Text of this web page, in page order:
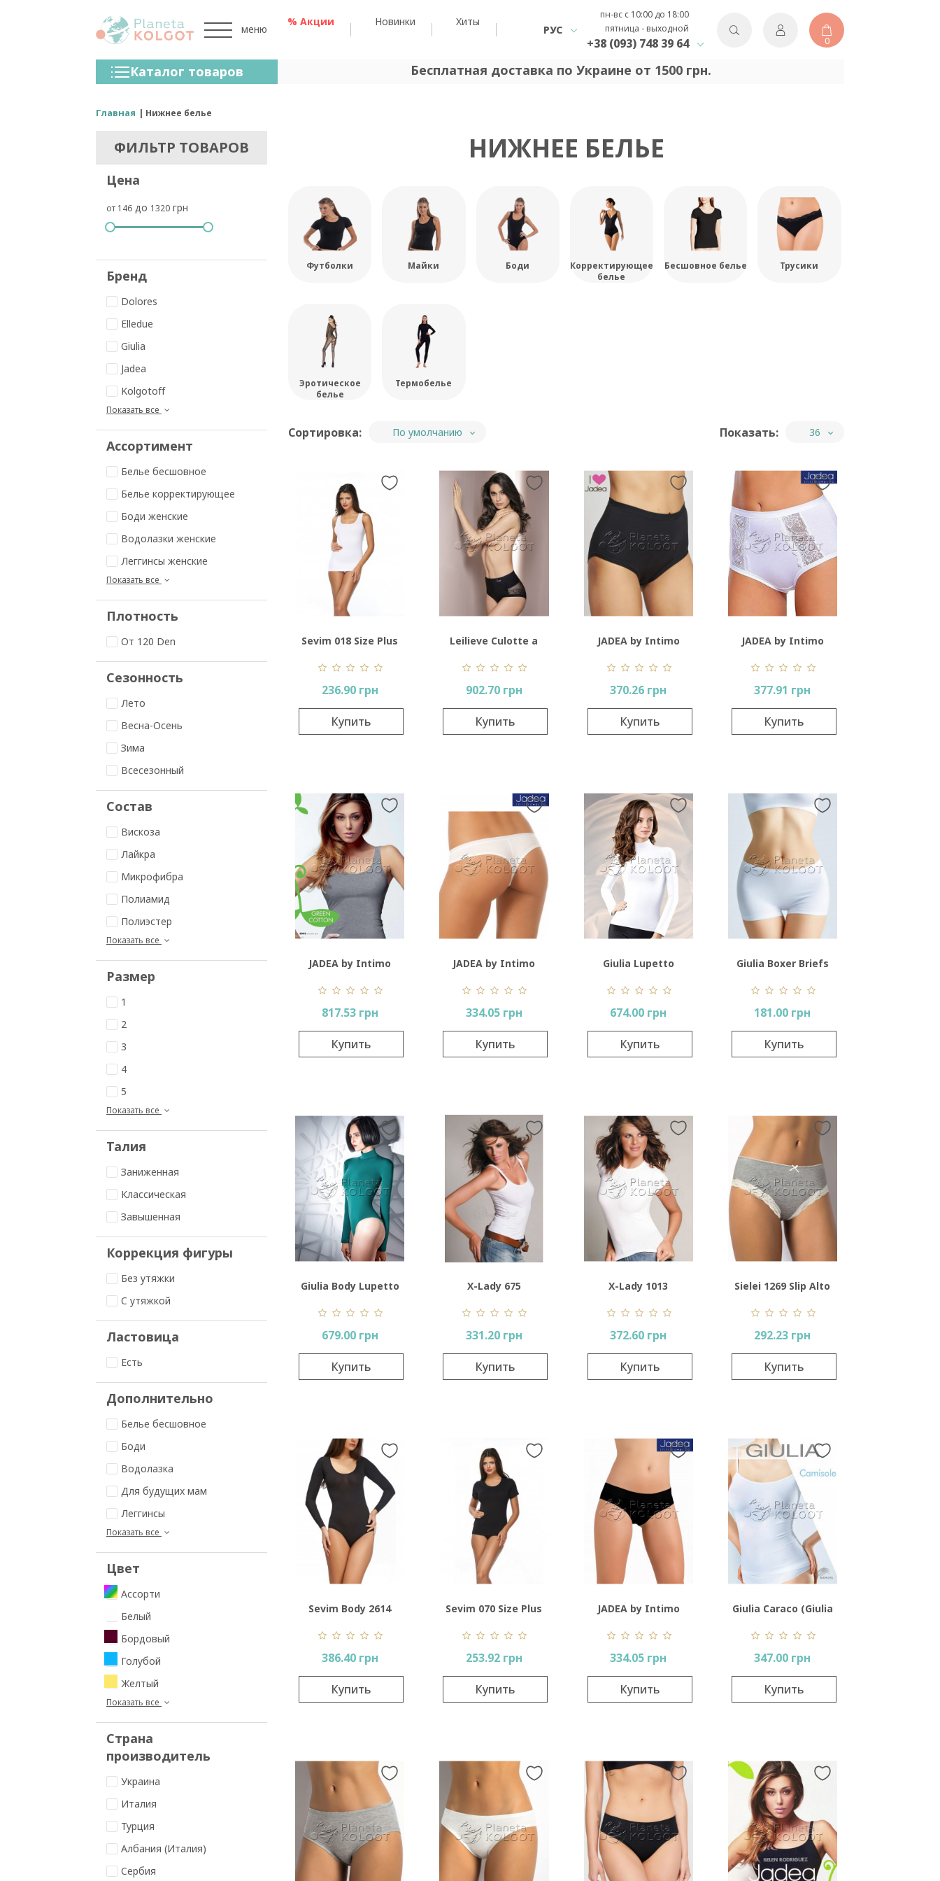
меню
% Акции Новинки Хиты
РУС
пн-вс с 10:00 до 18:00
пятница - выходной
+38 (093) 748 39 64 0
Каталог товаров
Колготки
Чулки
Нижнее Белье
Носки И Гольфы
Спортивная Одежда
Для Мужчин
Бренды
Бесплатная доставка по Украине от 1500 грн.
Главная Нижнее белье
ФИЛЬТР ТОВАРОВ
Цена
от 146 до 1320 грн
Бренд
Dolores
Elledue
Giulia
Jadea
Kolgotoff
Показать все
Ассортимент
Белье бесшовное
Белье корректирующее
Боди женские
Водолазки женские
Леггинсы женские
Показать все
Плотность
От 120 Den
Сезонность
Лето
Весна-Осень
Зима
Всесезонный
Состав
Вискоза
Лайкра
Микрофибра
Полиамид
Полиэстер
Показать все
Размер
1
2
3
4
5
Показать все
Талия
Заниженная
Классическая
Завышенная
Коррекция фигуры
Без утяжки
C утяжкой
Ластовица
Есть
Дополнительно
Белье бесшовное
Боди
Водолазка
Для будущих мам
Леггинсы
Показать все
Цвет
Ассорти
Белый
Бордовый
Голубой
Желтый
Показать все
Страна
производитель
Украина
Италия
Турция
Албания (Италия)
Сербия
НИЖНЕЕ БЕЛЬЕ
Футболки Майки Боди
Корректирующее
белье
Бесшовное белье Трусики
Эротическое
белье
Термобелье
Сортировка: По умолчанию Показать: 36
Sevim 018 Size Plus
236.90 грн
Купить
Leilieve Culotte a
vita media taglio
laser Art 4665
902.70 грн
Купить
JADEA by Intimo
Artu 787
370.26 грн
Купить
JADEA by Intimo
Artu 534
377.91 грн
Купить
JADEA by Intimo
Artu 2003
817.53 грн
Купить
JADEA by Intimo
Artu 2001
334.05 грн
Купить
Giulia Lupetto
Manica Lunga
674.00 грн
Купить
Giulia Boxer Briefs
Color
181.00 грн
Купить
Giulia Body Lupetto
Manica Lunga
679.00 грн
Купить
X-Lady 675
331.20 грн
Купить
X-Lady 1013
372.60 грн
Купить
Sielei 1269 Slip Alto
Morbido Cotone
292.23 грн
Купить
Sevim Body 2614
386.40 грн
Купить
Sevim 070 Size Plus
253.92 грн
Купить
JADEA by Intimo
Artu 503
334.05 грн
Купить
Giulia Caraco (Giulia
Camisole)
347.00 грн
Купить